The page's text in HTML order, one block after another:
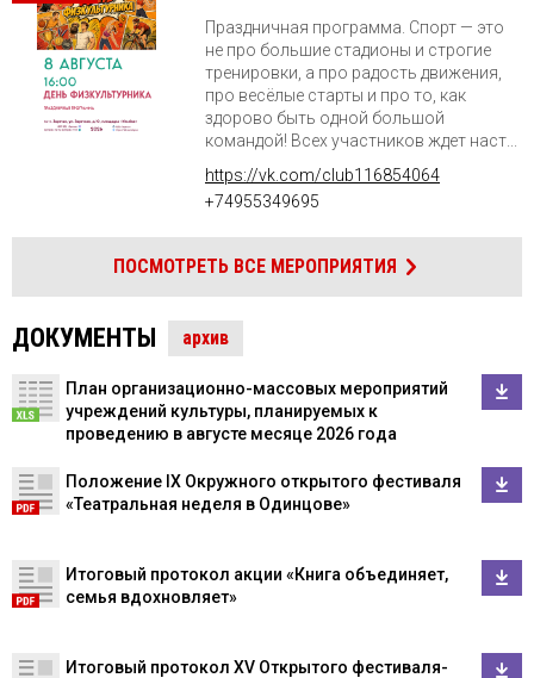
Праздничная программа. Спорт — это
не про большие стадионы и строгие
тренировки, а про радость движения,
про весёлые старты и про то, как
здорово быть одной большой
командой! Всех участников ждет наст...
https://vk.com/club116854064
+74955349695
ПОСМОТРЕТЬ ВСЕ МЕРОПРИЯТИЯ
ДОКУМЕНТЫ архив
План организационно-массовых мероприятий
учреждений культуры, планируемых к
проведению в августе месяце 2026 года
Положение IX Окружного открытого фестиваля
«Театральная неделя в Одинцове»
Итоговый протокол акции «Книга объединяет,
семья вдохновляет»
Итоговый протокол XV Открытого фестиваля-